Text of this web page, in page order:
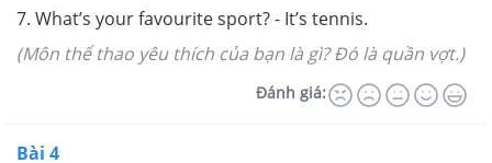
7. What’s your favourite sport? - It’s tennis.
(Môn thể thao yêu thích của bạn là gì? Đó là quần vợt.)
Đánh giá:
Bài 4